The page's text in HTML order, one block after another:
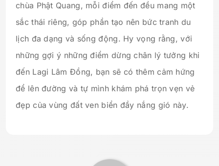
chùa Phật Quang, mỗi điểm đến đều mang một
sắc thái riêng, góp phần tạo nên bức tranh du
lịch đa dạng và sống động. Hy vọng rằng, với
những gợi ý những điểm dừng chân lý tưởng khi
đến Lagi Lâm Đồng, bạn sẽ có thêm cảm hứng
để lên đường và tự mình khám phá trọn vẹn vẻ
đẹp của vùng đất ven biển đầy nắng gió này.